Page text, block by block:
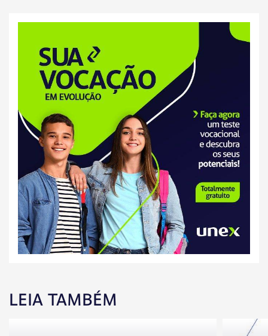
LEIA TAMBÉM